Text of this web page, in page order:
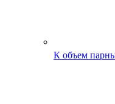
К объем